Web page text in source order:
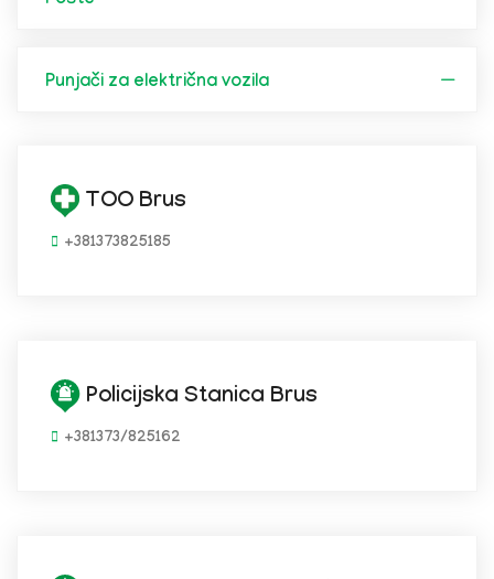
Punjači za električna vozila
TOO Brus
+381373825185
Policijska Stanica Brus
+381373/825162